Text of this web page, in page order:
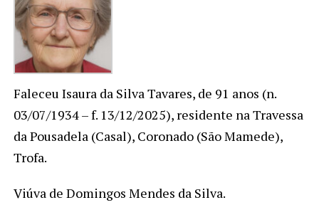
Faleceu Isaura da Silva Tavares, de 91 anos (n.
03/07/1934 – f. 13/12/2025), residente na Travessa
da Pousadela (Casal), Coronado (São Mamede),
Trofa.
Viúva de Domingos Mendes da Silva.